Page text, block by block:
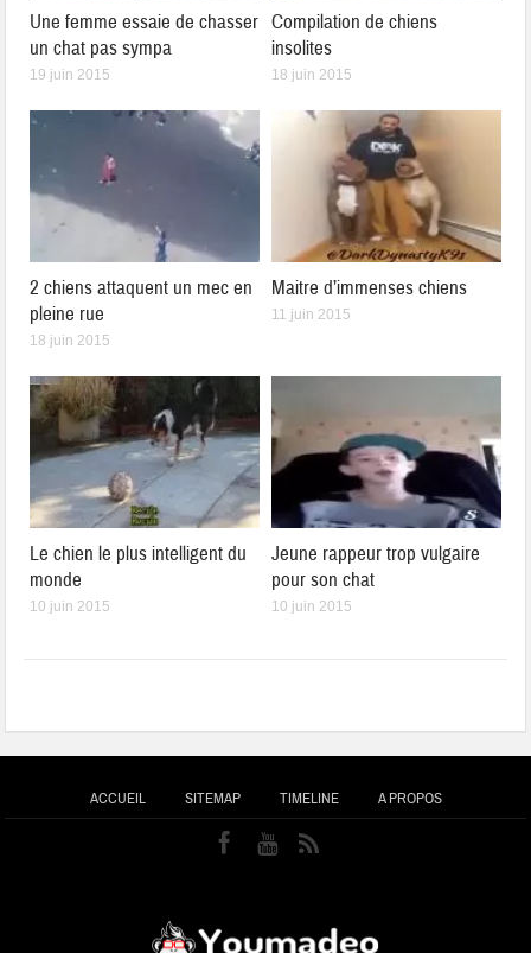
Une femme essaie de chasser
un chat pas sympa
19 juin 2015
Compilation de chiens
insolites
18 juin 2015
2 chiens attaquent un mec en
pleine rue
18 juin 2015
Maitre d’immenses chiens
11 juin 2015
Le chien le plus intelligent du
monde
10 juin 2015
Jeune rappeur trop vulgaire
pour son chat
10 juin 2015
ACCUEIL SITEMAP TIMELINE A PROPOS